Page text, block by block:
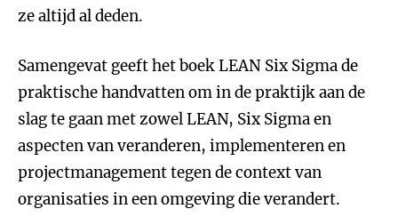
ze altijd al deden.
Samengevat geeft het boek LEAN Six Sigma de
praktische handvatten om in de praktijk aan de
slag te gaan met zowel LEAN, Six Sigma en
aspecten van veranderen, implementeren en
projectmanagement tegen de context van
organisaties in een omgeving die verandert.